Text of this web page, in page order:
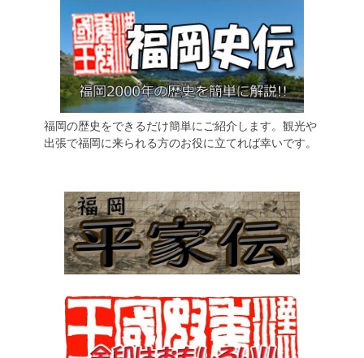
福岡の歴史をできるだけ簡単にご紹介します。観光や
出張で福岡に来られる方のお役に立てれば幸いです。